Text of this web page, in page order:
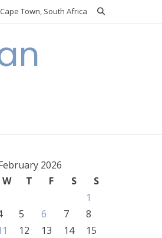
Cape Town, South Africa
2026
W T F S
S
1
5 6 7
8
12 13 14
15